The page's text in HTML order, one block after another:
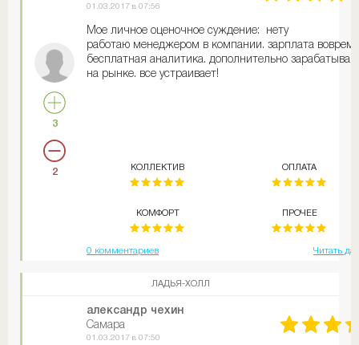
3
2
01.03.2017 в 07:56
Мое личное оценочное суждение: нету
работаю менеджером в компании. зарплата
бесплатная аналитика. дополнительно зарабатываю
на рынке. все устраивает!
КОЛЛЕКТИВ
КОМФОРТ
ОПЛАТА
ПРОЧЕЕ
0 комментариев Читать
ЛАДЬЯ-ХОЛЛ
александр чехин
Самара
01.03.2017 в 07:50